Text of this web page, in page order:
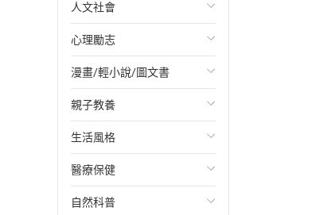
經濟/趨勢
財務/金融
管理/領導
職場工作術
成功法
行銷/廣告
傳記
歐美文學
日本文學
韓國文學
華文文學
經典文學
成長/家庭生活小說
懸疑/推理小說
人文社會
國際關係
政治
社會科學
台灣/中國歷史
日/韓歷史
其他歷史/史學
心理勵志
心靈成長/情緒
人際關係
兩性關係
心理學
漫畫/輕小說/圖文書
輕小說
奇幻/科幻
愛情故事
職場/社會寫實
親子教養
教育現場
兒童文學/故事
兒童科普/學習
生活風格
飲食/食譜
健身/美顏
醫療保健
健康/養生
自然科普